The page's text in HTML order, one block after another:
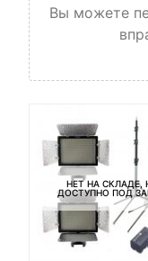
Вы можете
НЕТ НА СКЛАДЕ,
ДОСТУПНО ПОД